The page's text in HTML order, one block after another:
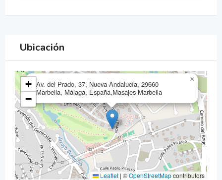
Ubicación
Av. del Prado, 37, Nueva Andalucía, 29660
Marbella, Málaga, España,Masajes Marbella
×
+
−
Leaflet | ©OpenStreetMapcontributors